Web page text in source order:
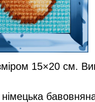
15×20 см.